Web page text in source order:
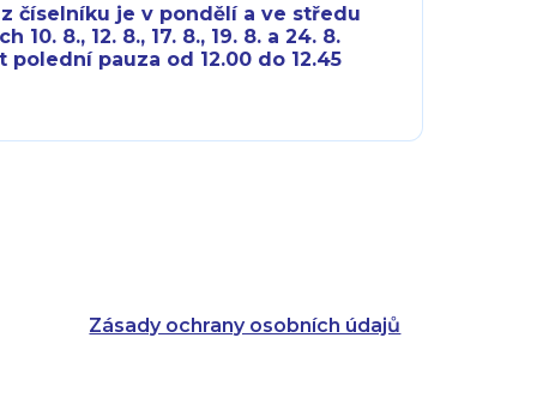
Zásady ochrany osobních údajů
číselníku je v pondělí a ve středu
10. 8., 12. 8., 17. 8., 19. 8. a 24. 8.
pauza od 12.00 do 12.45
8:00 - 14:30